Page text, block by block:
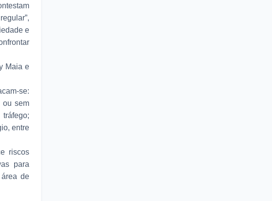
e
Maia e
se:
ou sem
entre
riscos
para
de